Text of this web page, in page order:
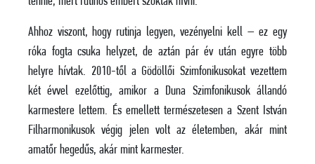
Ahhoz viszont, hogy rutinja legyen, vezényelni kell – ez egy
róka fogta csuka helyzet, de aztán pár év után egyre több
helyre hívtak. 2010-től a Gödöllői Szimfonikusokat vezettem
két évvel ezelőttig, amikor a Duna Szimfonikusok állandó
karmestere lettem. És emellett természetesen a Szent István
Filharmonikusok végig jelen volt az életemben, akár mint
amatőr hegedűs, akár mint karmester.